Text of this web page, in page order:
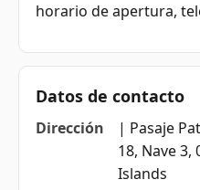
horario de apertura,
Datos de contacto
Dirección
| Pasaje
18, Nave 3,
Islands